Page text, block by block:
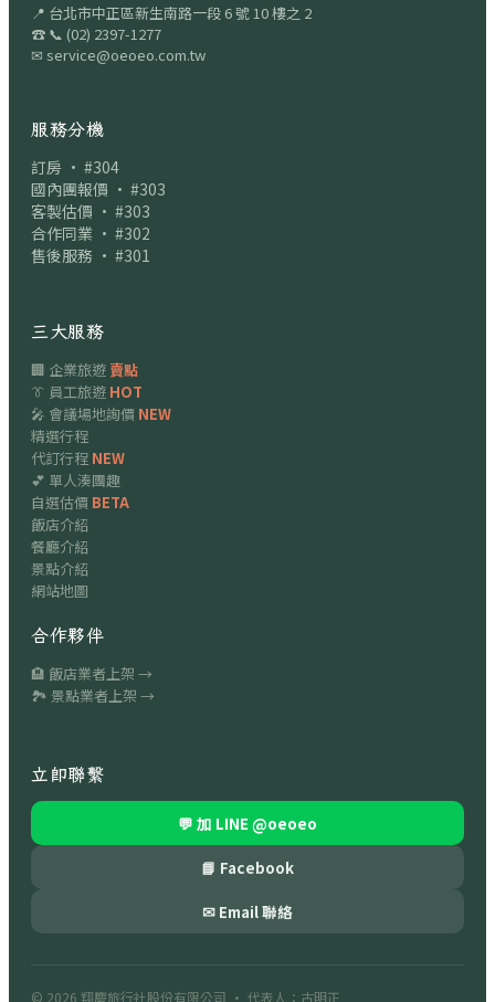
📍 台北市中正區新生南路一段 6 號 10 樓之 2
☎ 📞 (02) 2397-1277
✉ service@oeoeo.com.tw
服務分機
訂房 · #304
國內團報價 · #303
客製估價 · #303
合作同業 · #302
售後服務 · #301
三大服務
🏢 企業旅遊賣點
👔 員工旅遊 HOT
🎤 會議場地詢價 NEW
精選行程
代訂行程 NEW
💕 單人湊團趣
自選估價 BETA
飯店介紹
餐廳介紹
景點介紹
網站地圖
合作夥伴
🏨 飯店業者上架 →
🏞 景點業者上架 →
立即聯繫
💬 加 LINE @oeoeo
📘 Facebook
✉ Email 聯絡
© 2026 翔慶旅行社股份有限公司 · 代表人：古明正